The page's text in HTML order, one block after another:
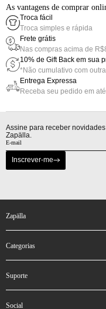
As vantagens de comprar
Troca fácil
Troca simples e rápida
Frete grátis
Nas compras acima de
10% de Gift Back em sua
*Não cumulativo com
Entrega Expressa
Receba seu pedido em
Assine para receber novidades e conteúdo exclusivo
Zapälla.
Inscrever-me
zapälla
categorias
suporte
social